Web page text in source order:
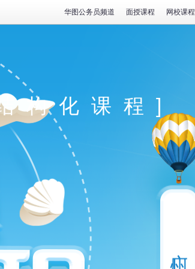
华图公务员频道 面授课程 网校课程
构化课程]